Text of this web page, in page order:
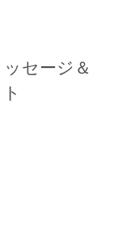
セージ＆